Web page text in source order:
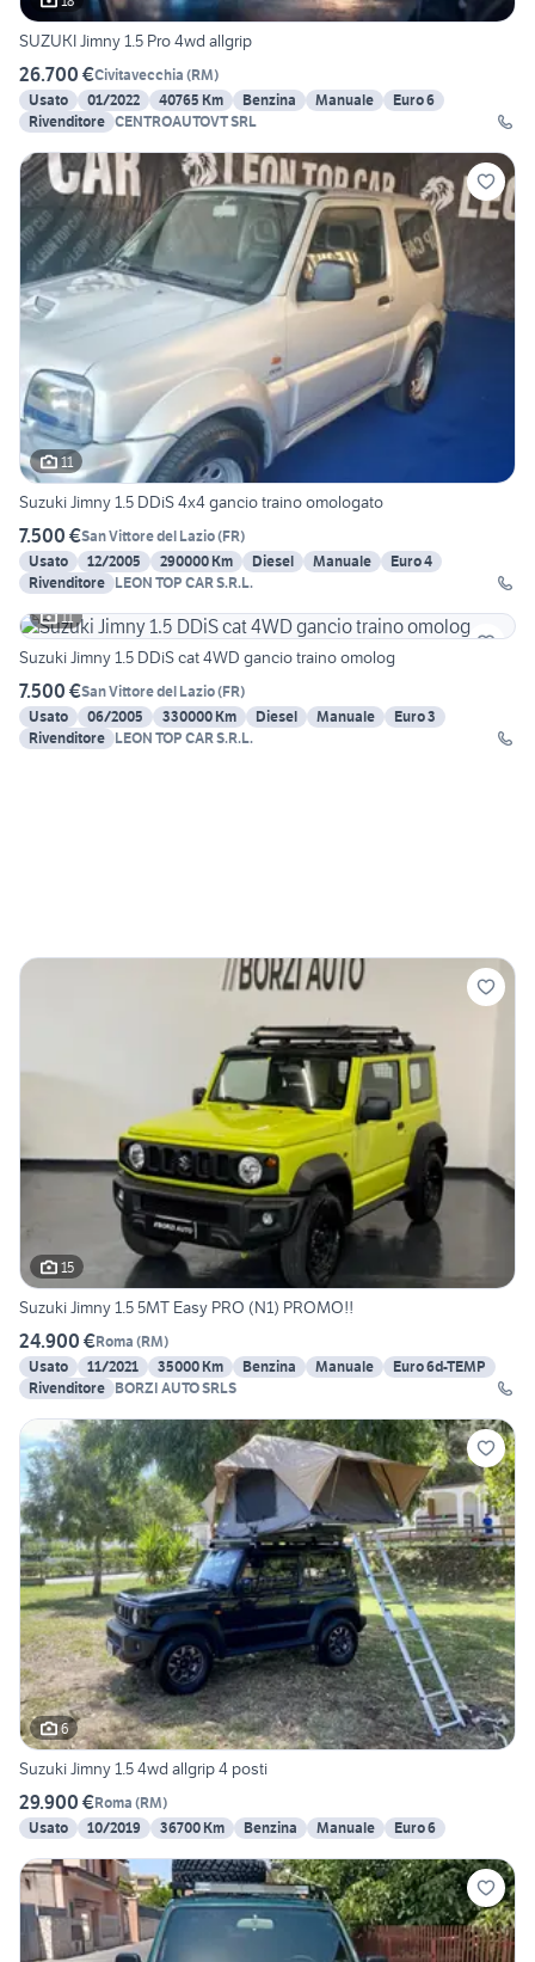
SUZUKI Jimny 1.5 Pro 4wd allgrip
26.700 €Civitavecchia (RM)
Usato
01/2022 40765 Km Benzina Manuale
Euro 6
Rivenditore CENTROAUTOVT SRL
11
Suzuki Jimny 1.5 DDiS 4x4 gancio traino omologato
7.500 €San Vittore del Lazio(FR)
Usato
12/2005 290000 Km Diesel Manuale
Euro 4
Rivenditore LEON TOP CAR S.R.L.
11
Suzuki Jimny 1.5 DDiS cat 4WD gancio traino omolog
7.500 €San Vittore del Lazio(FR)
Usato
06/2005 330000 Km Diesel Manuale
Euro 3
Rivenditore LEON TOP CAR S.R.L.
15
Suzuki Jimny 1.5 5MT Easy PRO (N1) PROMO!!
24.900 €Roma (RM)
Usato
11/2021 35000 Km Benzina Manuale
Euro 6d-TEMP
Rivenditore BORZI AUTO SRLS
6
Suzuki Jimny 1.5 4wd allgrip 4 posti
29.900 €Roma (RM)
Usato
10/2019 36700 Km Benzina Manuale Euro 6